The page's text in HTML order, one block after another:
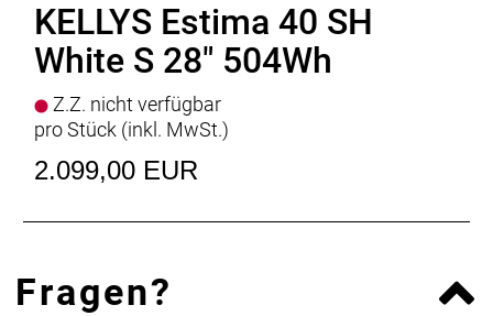
KELLYS Estima 40 SH
White S 28" 504Wh
Z.Z. nicht verfügbar
pro Stück (inkl. MwSt.)
2.099,00 EUR
Fragen?